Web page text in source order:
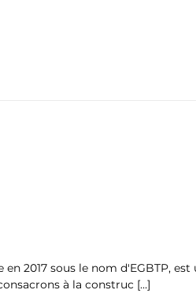
2017 sous le nom d'EGBTP,
à la construc […]